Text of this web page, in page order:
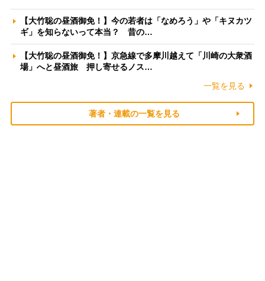
【大竹聡の昼酒御免！】今の若者は「なめろう」や「キヌカツ
ギ」を知らないって本当？ 昔の…
【大竹聡の昼酒御免！】京急線で多摩川越えて「川崎の大衆酒
場」へと昼酒旅 押し寄せるノス…
一覧を見る
著者・連載の一覧を見る